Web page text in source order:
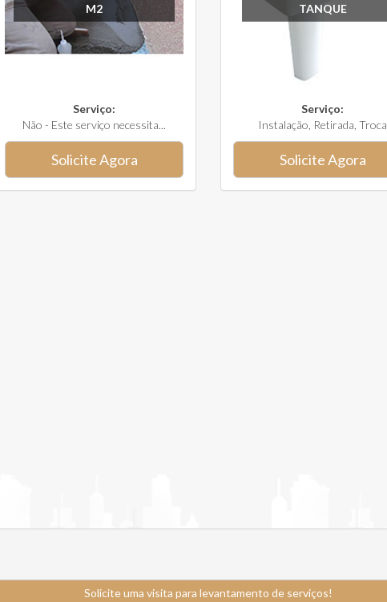
M2
Serviço:
Não - Este serviço necessita...
Solicite Agora
TANQUE
Serviço:
Instalação, Retirada, Troca
Solicite Agora
Solicite uma visita para levantamento de serviços!